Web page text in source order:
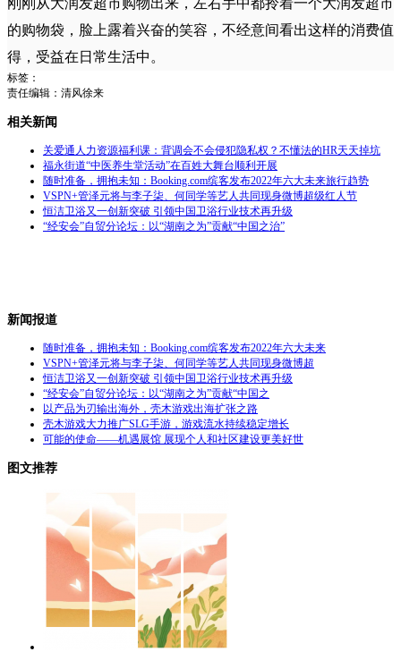
的购物袋，脸上露着兴奋的笑容，不经意间看出这样的消费值
得，受益在日常生活中。
标签：
责任编辑：清风徐来
相关新闻
关爱通人力资源福利课：背调会不会侵犯隐私权？不懂法的HR天天掉坑
福永街道“中医养生堂活动”在百姓大舞台顺利开展
随时准备，拥抱未知：Booking.com缤客发布2022年六大未来旅行趋势
VSPN+管泽元将与李子柒、何同学等艺人共同现身微博超级红人节
恒洁卫浴又一创新突破 引领中国卫浴行业技术再升级
“经安会”自贸分论坛：以“湖南之为”贡献“中国之治”
新闻报道
随时准备，拥抱未知：Booking.com缤客发布2022年六大未来
VSPN+管泽元将与李子柒、何同学等艺人共同现身微博超
恒洁卫浴又一创新突破 引领中国卫浴行业技术再升级
“经安会”自贸分论坛：以“湖南之为”贡献“中国之
以产品为刃输出海外，壳木游戏出海扩张之路
壳木游戏大力推广SLG手游，游戏流水持续稳定增长
可能的使命——机遇展馆 展现个人和社区建设更美好世
图文推荐